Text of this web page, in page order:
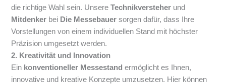
die richtige Wahl sein. UnsereTechnikversteher und
Mitdenker bei Die Messebauer sorgen dafür, dass Ihre
Vorstellungen von einem individuellen Stand mit höchster
Präzision umgesetzt werden.
2. Kreativität und Innovation
Ein konventioneller Messestand ermöglicht es Ihnen,
innovative und kreative Konzepte umzusetzen. Hier können